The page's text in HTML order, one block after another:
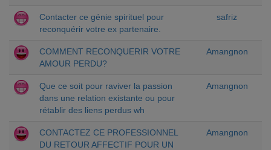
Contacter ce génie spirituel pour
reconquérir votre ex partenaire.
safriz
COMMENT RECONQUERIR VOTRE
AMOUR PERDU?
Amangnon
Que ce soit pour raviver la passion
dans une relation existante ou pour
rétablir des liens perdus wh
Amangnon
CONTACTEZ CE PROFESSIONNEL
DU RETOUR AFFECTIF POUR UN
Amangnon